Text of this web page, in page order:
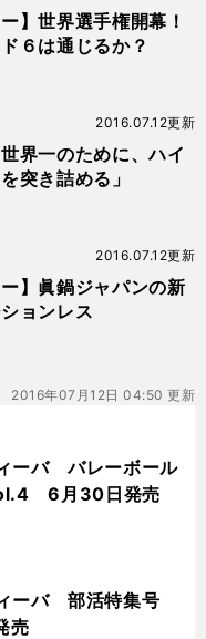
ー】世界選手権開幕！
６は通じるか？
界一のために、ハイ
突き詰める」
2016.07.12更新
ー】眞鍋ジャパンの新
ョンレス
2016.07.12更新
2016年07月12日 04:50 更新
ーバ バレーボール
6月30日発売
ーバ 部活特集号
売